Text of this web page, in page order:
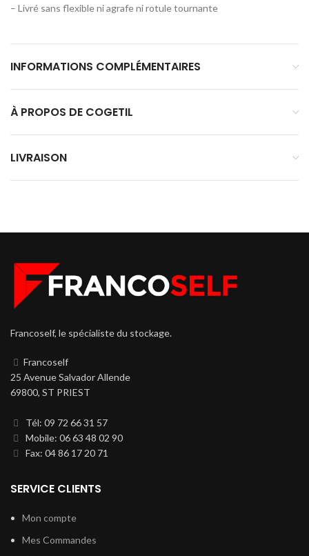
– Livré sans flexible ni agrafe ni rotule tournante
INFORMATIONS COMPLÉMENTAIRES
À PROPOS DE COGETIL
LIVRAISON
Francoself, le spécialiste du stockage.
Francoself
25 Avenue Salvador Allende
69800, ST PRIEST
Tél: 09 72 66 31 57
Mobile: 06 63 48 02 90
Fax: 04 86 17 20 71
SERVICE CLIENTS
Mon compte
Mes Commandes